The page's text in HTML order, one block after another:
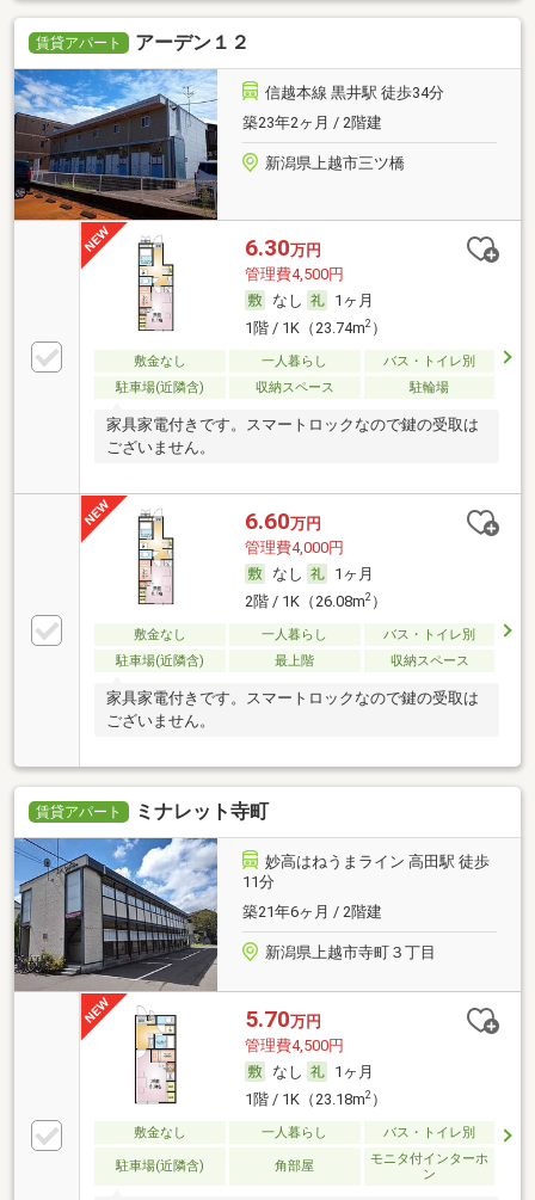
賃貸アパート アーデン１２
信越本線 黒井駅 徒歩34分
築23年2ヶ月 / 2階建
新潟県上越市三ツ橋
6.30万円
管理費4,500円
なし
1ヶ月
1階 / 1K（23.74m2）
敷金なし 一人暮らし
バス・トイレ別
駐車場(近隣含)
収納スペース 駐輪場
家具家電付きです。スマートロックなので鍵の受取は
ございません。
6.60万円
管理費4,000円
なし
1ヶ月
2階 / 1K（26.08m2）
敷金なし 一人暮らし
バス・トイレ別
駐車場(近隣含)
最上階 収納スペース
家具家電付きです。スマートロックなので鍵の受取は
ございません。
賃貸アパート ミナレット寺町
妙高はねうまライン 高田駅 徒歩
11分
築21年6ヶ月 / 2階建
新潟県上越市寺町３丁目
5.70万円
管理費4,500円
なし
1ヶ月
1階 / 1K（23.18m2）
敷金なし 一人暮らし バス・トイレ別
駐車場(近隣含) 角部屋
モニタ付インターホ
ン